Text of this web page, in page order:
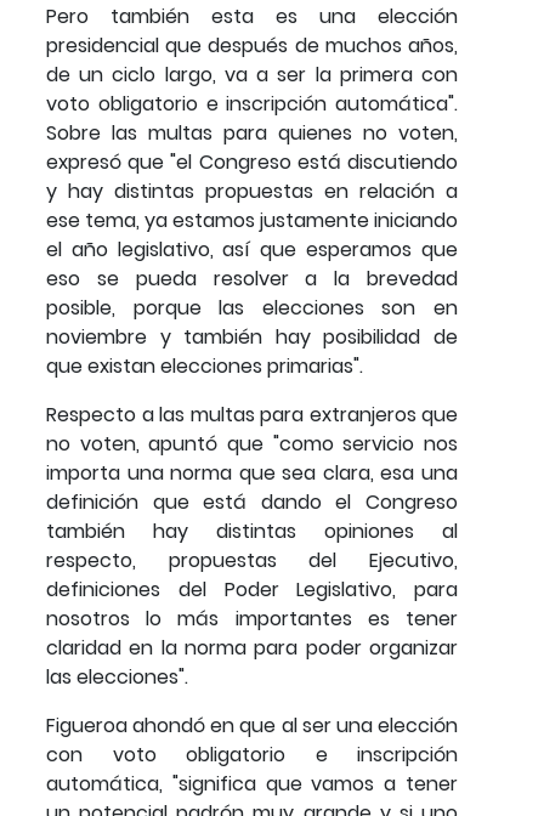
Pero también esta es una elección
presidencial que después de muchos años,
de un ciclo largo, va a ser la primera con
voto obligatorio e inscripción automática".
Sobre las multas para quienes no voten,
expresó que "el Congreso está discutiendo
y hay distintas propuestas en relación a
ese tema, ya estamos justamente iniciando
el año legislativo, así que esperamos que
eso se pueda resolver a la brevedad
posible, porque las elecciones son en
noviembre y también hay posibilidad de
que existan elecciones primarias".
Respecto a las multas para extranjeros que
no voten, apuntó que "como servicio nos
importa una norma que sea clara, esa una
definición que está dando el Congreso
también hay distintas opiniones al
respecto, propuestas del Ejecutivo,
definiciones del Poder Legislativo, para
nosotros lo más importantes es tener
claridad en la norma para poder organizar
las elecciones".
Figueroa ahondó en que al ser una elección
con voto obligatorio e inscripción
automática, "significa que vamos a tener